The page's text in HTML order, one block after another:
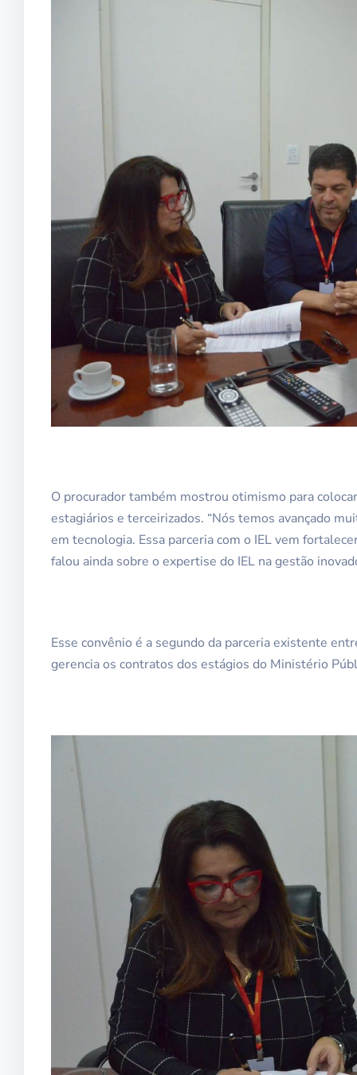
O procurador também mostrou otimismo para
estagiários e terceirizados. “Nós temos avançado
em tecnologia. Essa parceria com o IEL vem
falou ainda sobre o expertise do IEL na gestão
Esse convênio é a segundo da parceria existente
gerencia os contratos dos estágios do Ministério